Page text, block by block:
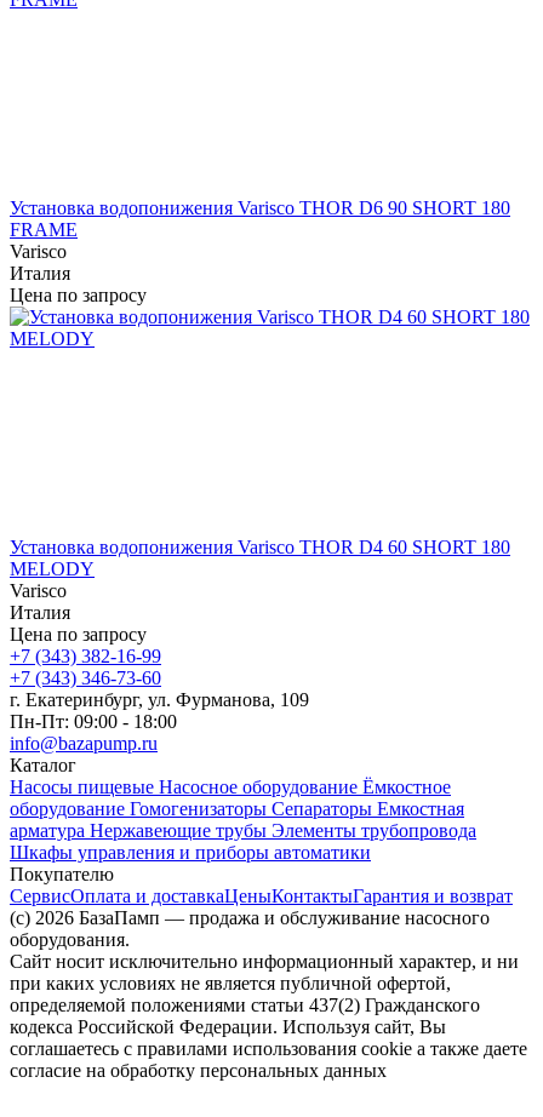
Установка водопонижения Varisco THOR D6 90 SHORT 180
FRAME
Varisco
Италия
Цена по запросу
Установка водопонижения Varisco THOR D4 60 SHORT 180
MELODY
Varisco
Италия
Цена по запросу
+7 (343) 382-16-99
+7 (343) 346-73-‬60
г. Екатеринбург, ул. Фурманова, 109
Пн-Пт: 09:00 - 18:00
info@bazapump.ru
Каталог
Насосы пищевые Насосное оборудование Ёмкостное
оборудование Гомогенизаторы Сепараторы Емкостная
арматура Нержавеющие трубы Элементы трубопровода
Шкафы управления и приборы автоматики
Покупателю
СервисОплата и доставкаЦеныКонтактыГарантия и возврат
(c) 2026 БазаПамп — продажа и обслуживание насосного
оборудования.
Сайт носит исключительно информационный характер, и ни
при каких условиях не является публичной офертой,
определяемой положениями статьи 437(2) Гражданского
кодекса Российской Федерации. Используя сайт, Вы
соглашаетесь с правилами использования cookie а также даете
согласие на обработку персональных данных